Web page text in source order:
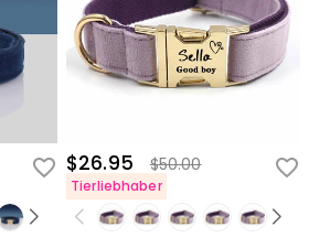
$26.95 $50.00
Tierliebhaber